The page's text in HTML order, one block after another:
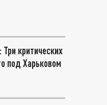
критических
под Харьковом